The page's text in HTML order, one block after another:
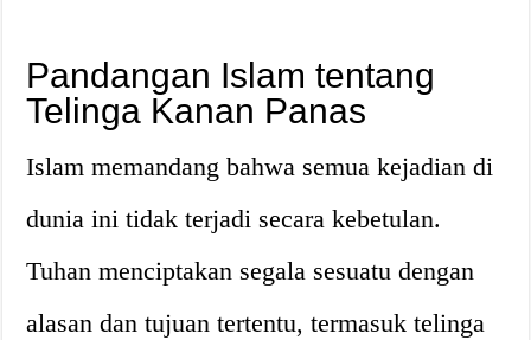
Pandangan Islam tentang
Telinga Kanan Panas
Islam memandang bahwa semua kejadian di
dunia ini tidak terjadi secara kebetulan.
Tuhan menciptakan segala sesuatu dengan
alasan dan tujuan tertentu, termasuk telinga